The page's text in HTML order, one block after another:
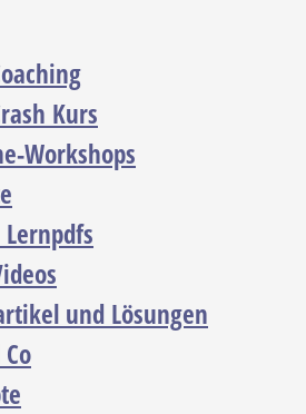
Kurs
Workshops
und Lösungen